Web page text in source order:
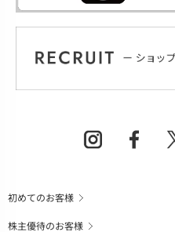
初めてのお客様
株主優待のお客様